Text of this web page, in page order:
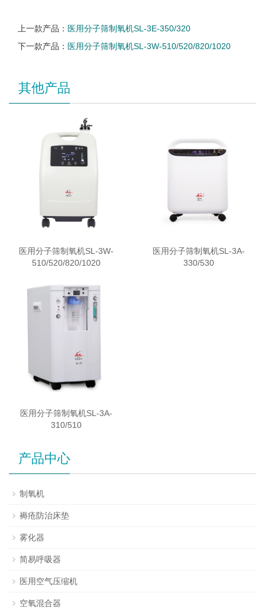
上一款产品： 医用分子筛制氧机SL-3E-350/320
下一款产品： 医用分子筛制氧机SL-3W-510/520/820/1020
其他产品
医用分子筛制氧机SL-3W-
510/520/820/1020
医用分子筛制氧机SL-3A-
330/530
医用分子筛制氧机SL-3A-
310/510
产品中心
制氧机
褥疮防治床垫
雾化器
简易呼吸器
医用空气压缩机
空氧混合器